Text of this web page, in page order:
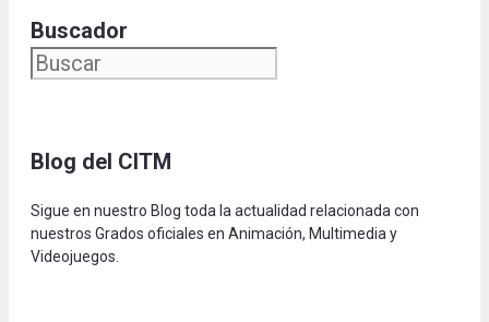
Buscador
Blog del CITM
Sigue en nuestro Blog toda la actualidad relacionada con
nuestros Grados oficiales en Animación, Multimedia y
Videojuegos.